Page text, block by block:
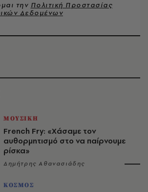
ΜΟΥΣΙΚΗ
French Fry: «Χάσαμε τον
αυθορμητισμό στο να παίρνουμε
ρίσκα»
Δημήτρης Αθανασιάδης
ΚΟΣΜΟΣ
την Πολιτική Προστασίας
Δεδομένων